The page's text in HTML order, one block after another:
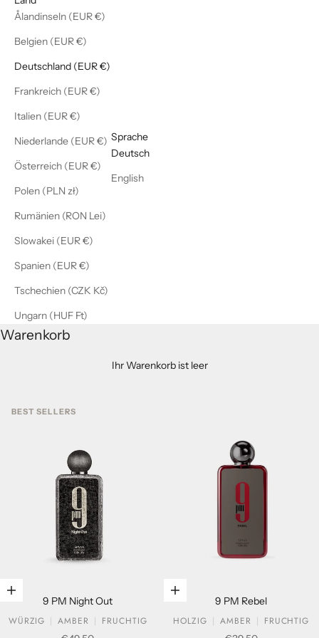
Ålandinseln (EUR €)
Belgien (EUR €)
Deutschland (EUR €)
Frankreich (EUR €)
Italien (EUR €)
Niederlande (EUR €)
Österreich (EUR €)
Polen (PLN zł)
Rumänien (RON Lei)
Slowakei (EUR €)
Spanien (EUR €)
Tschechien (CZK Kč)
Ungarn (HUF Ft)
Sprache
Deutsch
English
Warenkorb
Ihr Warenkorb ist leer
BEST SELLERS
In den Warenkorb legen
9 PM Night Out
WÜRZIG
AMBER
FRUCHTIG
In den Warenkorb legen
9 PM Rebel
HOLZIG
AMBER
FRUCHTIG